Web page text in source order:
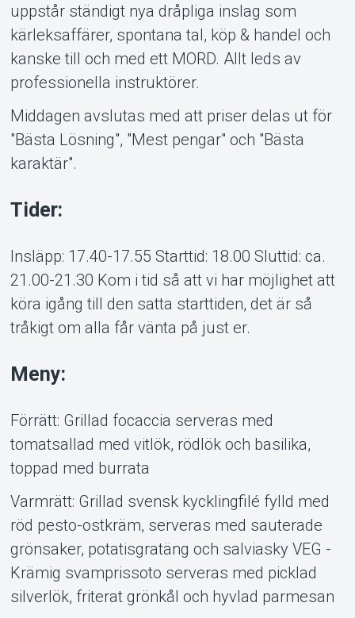
uppstår ständigt nya dråpliga inslag som
kärleksaffärer, spontana tal, köp & handel och
kanske till och med ett MORD. Allt leds av
professionella instruktörer.
Middagen avslutas med att priser delas ut för
"Bästa Lösning", "Mest pengar" och "Bästa
karaktär".
Tider:
Insläpp: 17.40-17.55 Starttid: 18.00 Sluttid: ca.
21.00-21.30 Kom i tid så att vi har möjlighet att
köra igång till den satta starttiden, det är så
tråkigt om alla får vänta på just er.
Meny:
Förrätt: Grillad focaccia serveras med
tomatsallad med vitlök, rödlök och basilika,
toppad med burrata
Varmrätt: Grillad svensk kycklingfilé fylld med
röd pesto-ostkräm, serveras med sauterade
grönsaker, potatisgratäng och salviasky VEG -
Krämig svamprissoto serveras med picklad
silverlök, friterat grönkål och hyvlad parmesan